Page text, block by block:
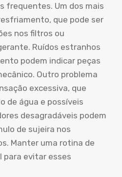
frequentes. Um dos mais
que pode ser
nos filtros ou
Ruídos estranhos
podem indicar peças
Outro problema
excessiva, que
de água e possíveis
desagradáveis podem
de sujeira nos
Manter uma rotina de
para evitar esses